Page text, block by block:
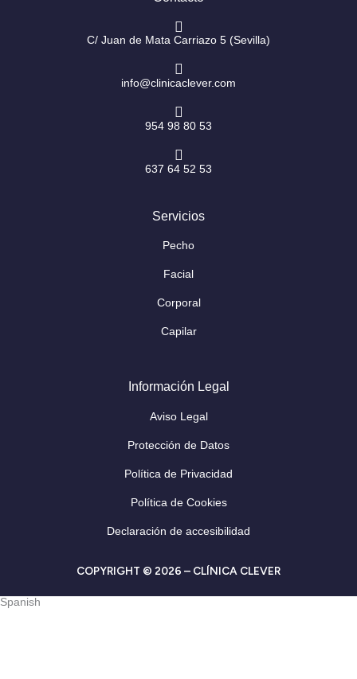
f
C/ Juan de Mata Carriazo 5 (Sevilla)
info@clinicaclever.com
954 98 80 53
637 64 52 53
Servicios
Pecho
Facial
Corporal
Capilar
Información Legal
Aviso Legal
Protección de Datos
Política de Privacidad
Política de Cookies
Declaración de accesibilidad
COPYRIGHT © 2026 – CLÍNICA CLEVER
Spanish